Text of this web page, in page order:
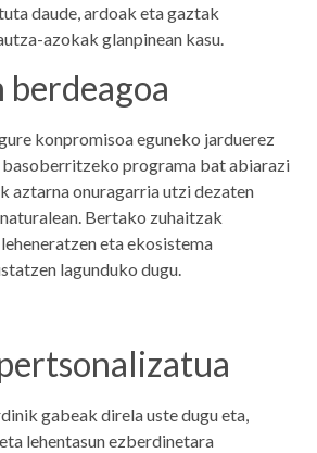
daude, ardoak eta gaztak
azokak glanpinean kasu.
konpromisoa eguneko jarduerez
basoberritzeko programa bat abiarazi
aztarna onuragarria utzi dezaten
Bertako zuhaitzak
eta ekosistema
lagunduko dugu.
gabeak direla uste dugu eta,
lehentasun ezberdinetara